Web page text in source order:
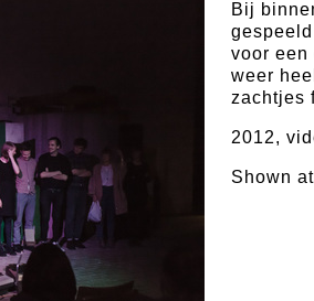
Bij
voor een
weer
zachtjes
2012,
Shown at